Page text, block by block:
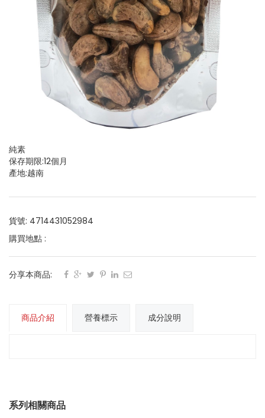
純素
保存期限:12個月
產地:越南
貨號: 4714431052984
購買地點 :
分享本商品:
商品介紹 營養標示 成分說明
系列相關商品